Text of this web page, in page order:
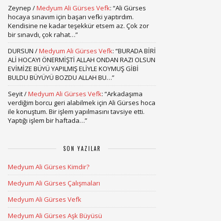
Zeynep /Medyum Ali Gürses Vefk: “Ali Gürses
hocaya sınavım için başarı vefki yaptırdım.
Kendisine ne kadar teşekkür etsem az. Çok zor
bir sınavdı, çok rahat…”
DURSUN /Medyum Ali Gürses Vefk: “BURADA BİRİ
ALİ HOCAYI ÖNERMİŞTİ ALLAH ONDAN RAZI OLSUN
EVİMİZE BÜYÜ YAPILMIŞ ELİYLE KOYMUŞ GİBİ
BULDU BÜYÜYÜ BOZDU ALLAH BU…”
Seyit/Medyum Ali Gürses Vefk: “Arkadaşıma
verdiğim borcu geri alabilmek için Ali Gürses hoca
ile konuştum. Bir işlem yapılmasını tavsiye etti.
Yaptığı işlem bir haftada…”
SON YAZILAR
Medyum Ali Gürses Kimdir?
Medyum Ali Gürses Çalışmaları
Medyum Ali Gürses Vefk
Medyum Ali Gürses Aşk Büyüsü